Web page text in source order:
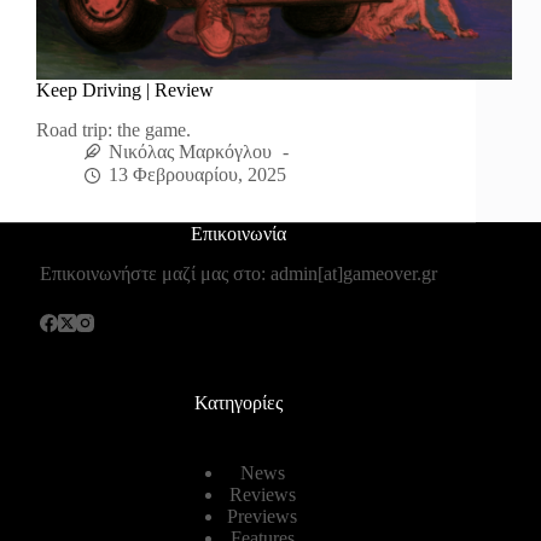
Keep Driving | Review
Road trip: the game.
Νικόλας Μαρκόγλου
13 Φεβρουαρίου, 2025
Επικοινωνία
Επικοινωνήστε μαζί μας στο: admin[at]gameover.gr
Κατηγορίες
News
Reviews
Previews